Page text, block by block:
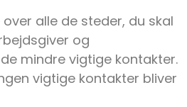
alle de steder, du skal
og
mindre vigtige kontakter.
vigtige kontakter bliver